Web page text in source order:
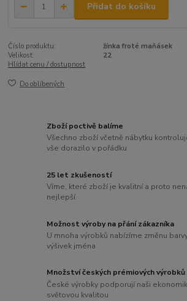
Přidat do košíku
Číslo produktu:
žínka froté maňásek
Velikost:
22
Hlídat cenu / dostupnost
Do oblíbených
Zboží poctivě balíme
Všechno zboží včetně nábytku
vše dorazilo v pořádku
25 let zkušeností
Víme, které zboží je kvalitní a proto
nejlepší
Možnost výroby na přání zákazníka
U mnoha výrobků nabízíme změnu
výšivek jména
Množství českých prémiových výrobků
České výrobky podporují naši
světovou kvalitou